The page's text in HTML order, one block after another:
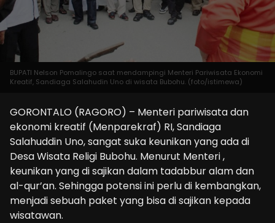
BUPATI Nelson Pomalingo saat mendampingi Menteri Pariwisata Ekonomi
Kreatif, Sandiaga Salahudin Uno di wisata Bubohu. (foto/istimewa)
GORONTALO (RAGORO) – Menteri pariwisata dan
ekonomi kreatif (Menparekraf) RI, Sandiaga
Salahuddin Uno, sangat suka keunikan yang ada di
Desa Wisata Religi Bubohu. Menurut Menteri ,
keunikan yang di sajikan dalam tadabbur alam dan
al-qur’an. Sehingga potensi ini perlu di kembangkan,
menjadi sebuah paket yang bisa di sajikan kepada
wisatawan.